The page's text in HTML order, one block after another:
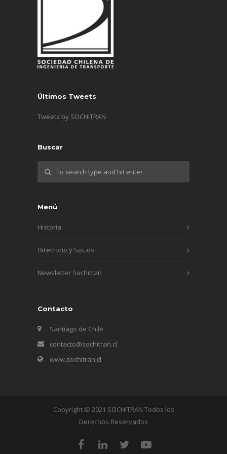
Últimos Tweets
Tweets by SOCHITRAN
Buscar
Menú
Historia
Directorio y Socios
Newsletter Sochitran
Contacto
Santiago de Chile
contacto@sochitran.cl
www.sochitran.cl
Copyright © 2021 SOCHITRAN Todos los
Derechos Reservados